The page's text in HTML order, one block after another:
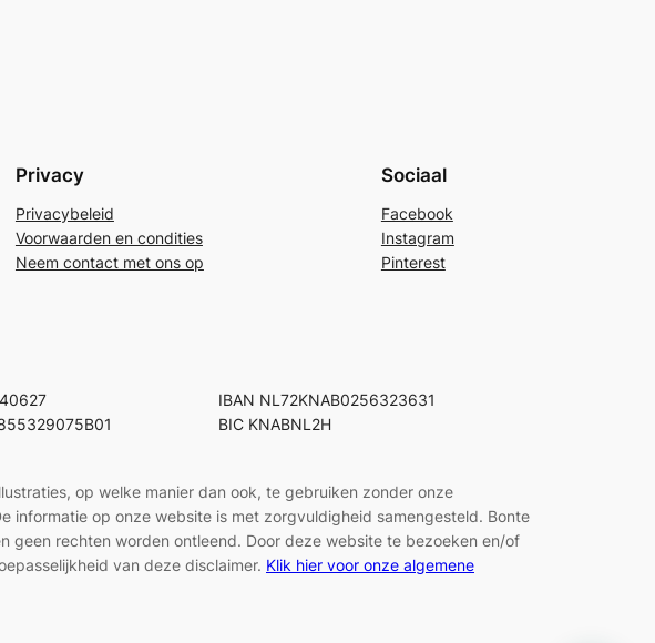
Privacy
Privacybeleid
Voorwaarden en condities
Neem contact met ons op
Sociaal
Facebook
Instagram
Pinterest
IBAN NL72KNAB0256323631
BIC KNABNL2H
op welke manier dan ook, te gebruiken zonder onze
informatie op onze website is met zorgvuldigheid samengesteld. Bonte
geen rechten worden ontleend. Door deze website te bezoeken en/of
van deze disclaimer. Klik hier voor onze algemene